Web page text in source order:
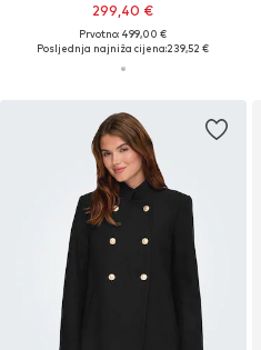
299,40 €
Prvotno: 499,00 €
Posljednja najniža cijena:239,52 €